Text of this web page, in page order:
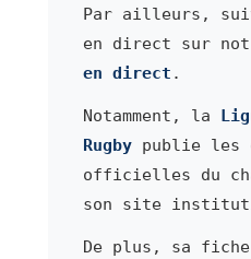
Par ailleurs,
en direct sur
en direct .
Notamment, la
Rugbypublie les
officielles du
son site
De plus, sa